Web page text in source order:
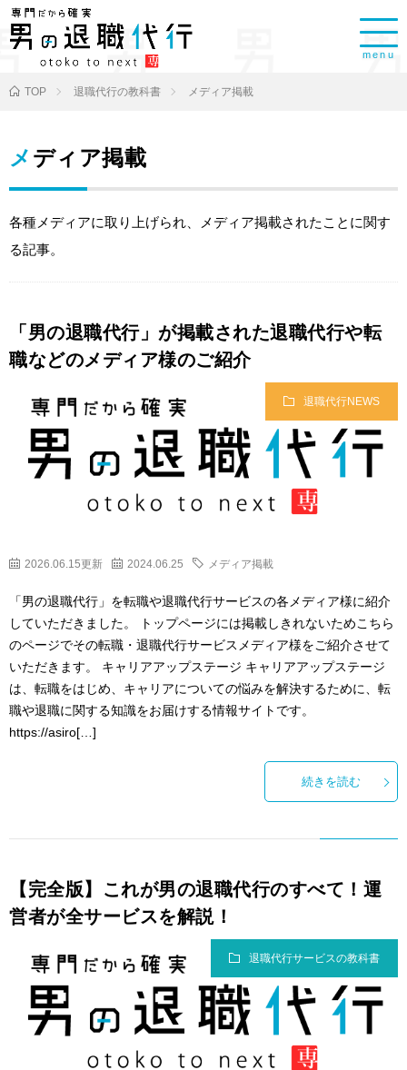
menu
TOP 退職代行の教科書 メディア掲載
メディア掲載
各種メディアに取り上げられ、メディア掲載されたことに関す
る記事。
「男の退職代行」が掲載された退職代行や転
職などのメディア様のご紹介
退職代行NEWS
2026.06.15更新 2024.06.25 メディア掲載
「男の退職代行」を転職や退職代行サービスの各メディア様に紹介
していただきました。 トップページには掲載しきれないためこちら
のページでその転職・退職代行サービスメディア様をご紹介させて
いただきます。 キャリアアップステージ キャリアアップステージ
は、転職をはじめ、キャリアについての悩みを解決するために、転
職や退職に関する知識をお届けする情報サイトです。
https://asiro[…]
続きを読む
【完全版】これが男の退職代行のすべて！運
営者が全サービスを解説！
退職代行サービスの教科書